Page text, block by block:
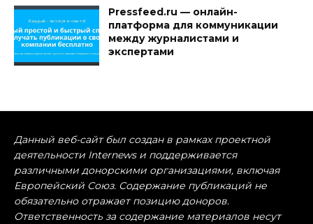
Pressfeed.ru — онлайн-
платформа для коммуникации
между журналистами и
экспертами
Данный веб-сайт был создан в рамках проектной
деятельности Internews и поддерживается
различными донорскими организациями, включая
Европейский Союз. Содержание публикаций не
обязательно отражает позицию доноров.
Ответственность за содержание материалов несут